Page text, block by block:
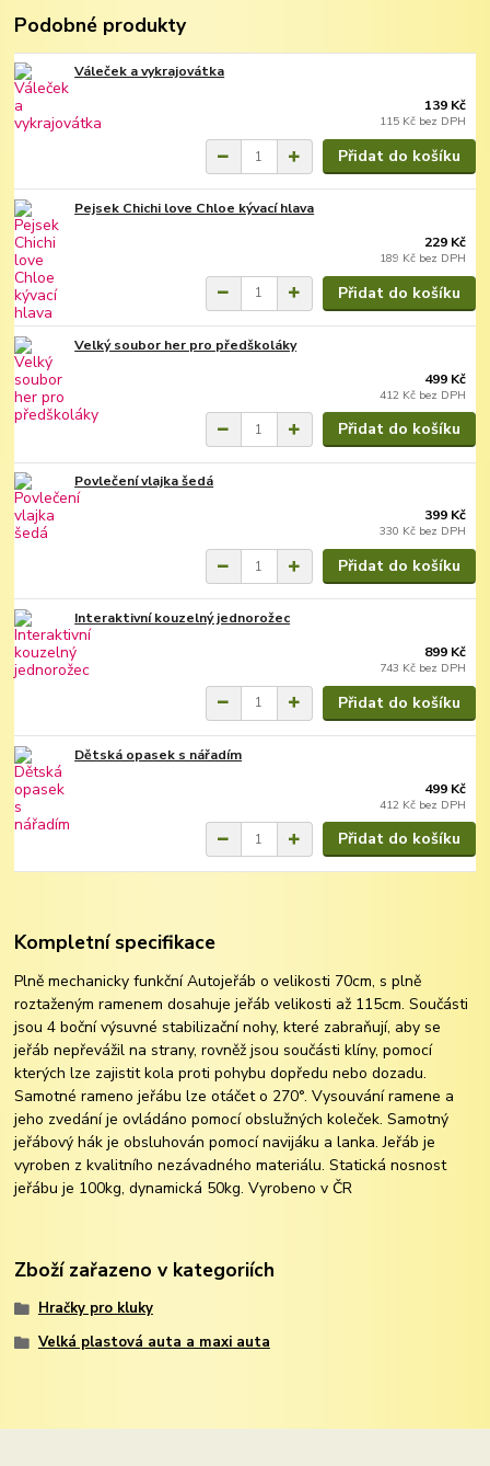
Podobné produkty
Váleček a vykrajovátka
139 Kč
115 Kč bez DPH
Přidat do košíku
Pejsek Chichi love Chloe kývací hlava
229 Kč
189 Kč bez DPH
Přidat do košíku
Velký soubor her pro předškoláky
499 Kč
412 Kč bez DPH
Přidat do košíku
Povlečení vlajka šedá
399 Kč
330 Kč bez DPH
Přidat do košíku
Interaktivní kouzelný jednorožec
899 Kč
743 Kč bez DPH
Přidat do košíku
Dětská opasek s nářadím
499 Kč
412 Kč bez DPH
Přidat do košíku
Kompletní specifikace
Plně mechanicky funkční Autojeřáb o velikosti 70cm, s plně
roztaženým ramenem dosahuje jeřáb velikosti až 115cm. Součásti
jsou 4 boční výsuvné stabilizační nohy, které zabraňují, aby se
jeřáb nepřevážil na strany, rovněž jsou součásti klíny, pomocí
kterých lze zajistit kola proti pohybu dopředu nebo dozadu.
Samotné rameno jeřábu lze otáčet o 270°. Vysouvání ramene a
jeho zvedání je ovládáno pomocí obslužných koleček. Samotný
jeřábový hák je obsluhován pomocí navijáku a lanka. Jeřáb je
vyroben z kvalitního nezávadného materiálu. Statická nosnost
jeřábu je 100kg, dynamická 50kg. Vyrobeno v ČR
Zboží zařazeno v kategoriích
Hračky pro kluky
Velká plastová auta a maxi auta